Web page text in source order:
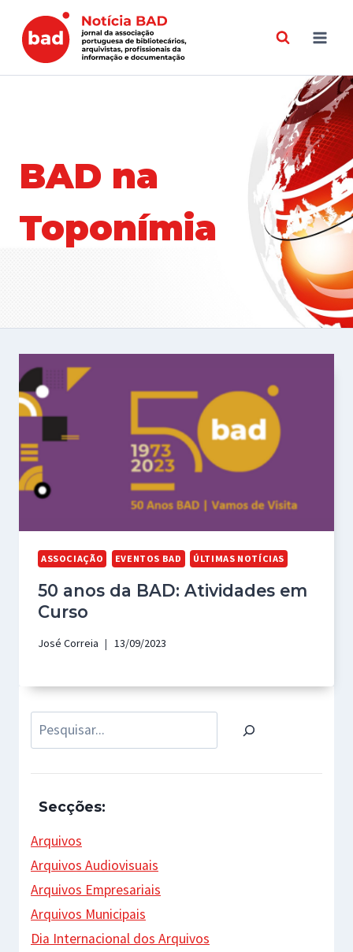
content
BAD na
Toponímia
ASSOCIAÇÃO EVENTOS BAD ÚLTIMAS NOTÍCIAS
50 anos da BAD: Atividades em
Curso
José Correia 13/09/2023
Pesquisar
Secções:
Arquivos
Arquivos Audiovisuais
Arquivos Empresariais
Arquivos Municipais
Dia Internacional dos Arquivos